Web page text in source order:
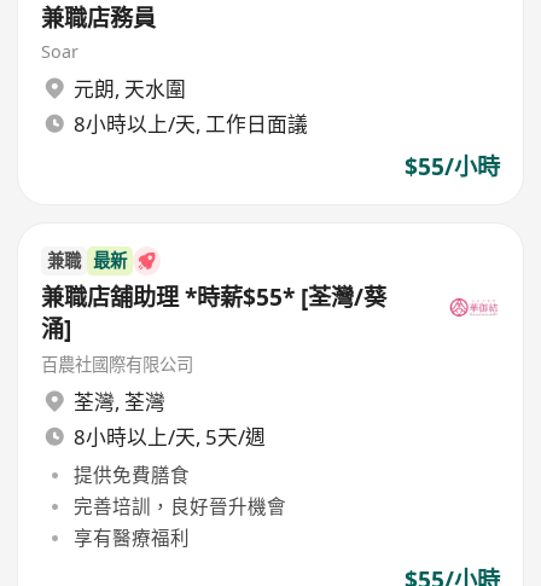
兼職店務員
Soar
元朗, 天水圍
8小時以上/天, 工作日面議
$55/小時
兼職 最新
兼職店舖助理 *時薪$55* [荃灣/葵
涌]
百農社國際有限公司
荃灣, 荃灣
8小時以上/天, 5天/週
提供免費膳食
完善培訓，良好晉升機會
享有醫療福利